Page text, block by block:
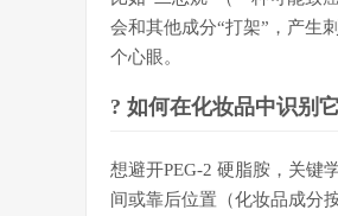
会和其他成分“打架”，产生
个心眼。
? 如何在化妆品中识别
想避开PEG-2 硬脂胺，关键
间或靠后位置（化妆品成分